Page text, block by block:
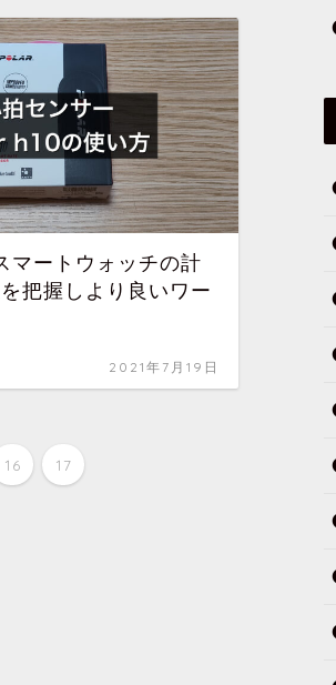
マートウォッチの計
把握しより良いワー
2021年7月19日
16 17